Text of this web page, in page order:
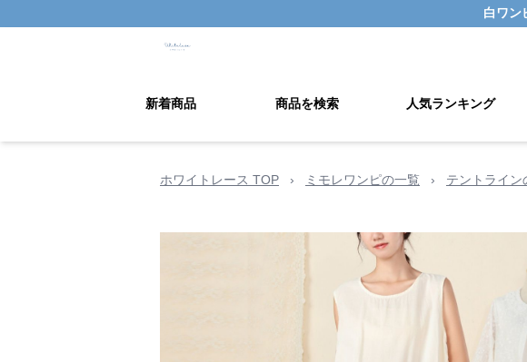
白ワン
新着商品 商品を検索 人気ランキング
ホワイトレース TOP › ミモレワンピの一覧 › テントライン